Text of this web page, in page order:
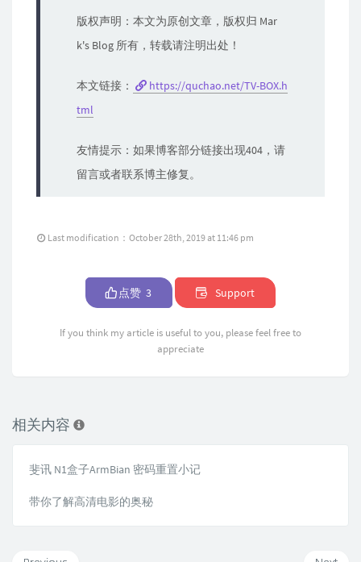
版权声明：本文为原创文章，版权归 Mar
k's Blog 所有，转载请注明出处！
本文链接：
https://quchao.net/TV-BOX.h
tml
友情提示：如果博客部分链接出现404，请
留言或者联系博主修复。
Last modification：October 28th, 2019 at 11:46 pm
点赞 3 Support
If you think my article is useful to you, please feel free to
appreciate
相关内容
斐讯 N1盒子ArmBian 密码重置小记
带你了解高清电影的奥秘